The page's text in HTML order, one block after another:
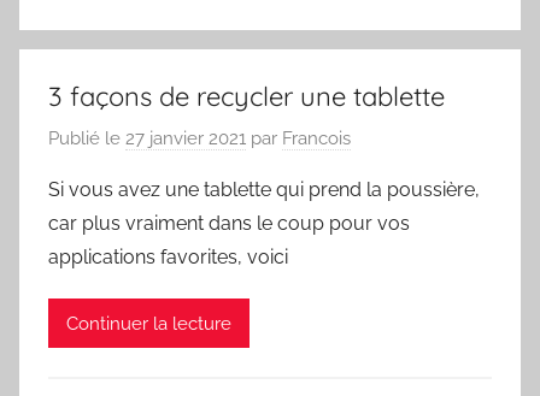
3 façons de recycler une tablette
Publié le 27 janvier 2021 par Francois
Si vous avez une tablette qui prend la poussière,
car plus vraiment dans le coup pour vos
applications favorites, voici
Continuer la lecture